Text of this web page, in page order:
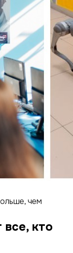
чем
все, кто